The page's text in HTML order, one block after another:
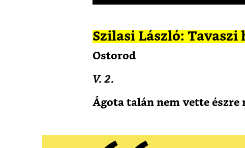
Szilasi László: Tavaszi
Ostorod
V. 2.
Ágota talán nem vette észre